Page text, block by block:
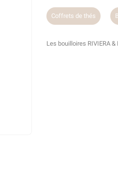
Coffrets de thés
Les bouilloires RIVIERA